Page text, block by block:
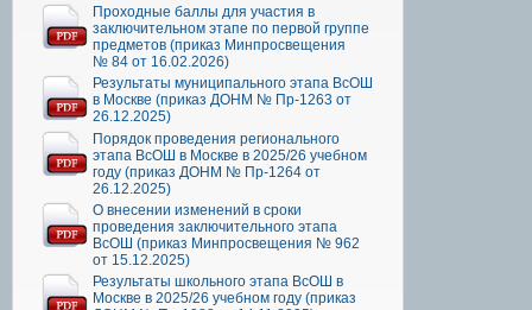
Проходные баллы для участия в
заключительном этапе по первой группе
предметов (приказ Минпросвещения
№ 84 от 16.02.2026)
Результаты муниципального этапа ВсОШ
в Москве (приказ ДОНМ № Пр-1263 от
26.12.2025)
Порядок проведения регионального
этапа ВсОШ в Москве в 2025/26 учебном
году (приказ ДОНМ № Пр-1264 от
26.12.2025)
О внесении изменений в сроки
проведения заключительного этапа
ВсОШ (приказ Минпросвещения № 962
от 15.12.2025)
Результаты школьного этапа ВсОШ в
Москве в 2025/26 учебном году (приказ